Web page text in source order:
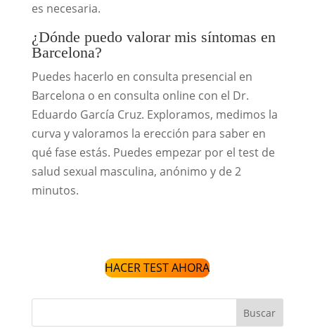
es necesaria.
¿Dónde puedo valorar mis síntomas en
Barcelona?
Puedes hacerlo en consulta presencial en
Barcelona o en consulta online con el Dr.
Eduardo García Cruz. Exploramos, medimos la
curva y valoramos la erección para saber en
qué fase estás. Puedes empezar por el test de
salud sexual masculina, anónimo y de 2
minutos.
HACER TEST AHORA
Buscar